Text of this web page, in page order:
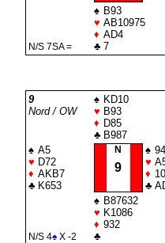
N/S 7SA=
♠ B93
♥ AB10975
♦ AD4
♣ 7
9
Nord / OW
♠ KD10
♥ B93
♦ D85
♣ B987
♠ A5
♥ D72
♦ AKB7
♣ K653
N
9
♠ 94
♥
♦
♣
N/S 4♠X -2
♠ B87632
♥ K1086
♦ 932
♣